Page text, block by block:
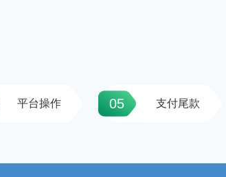
平台操作 05 支付尾款